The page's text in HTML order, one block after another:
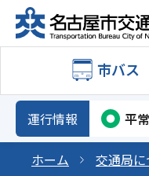
市バス
運行情報 平
ホーム 交通局に